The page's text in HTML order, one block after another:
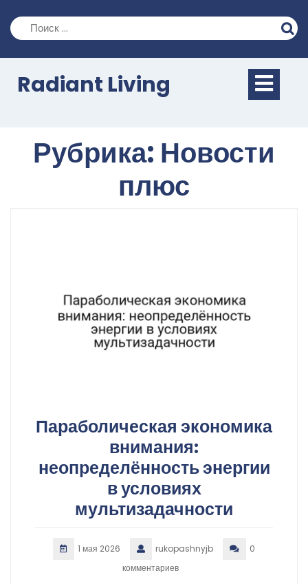
содержимому
Radiant Living
Рубрика: Новости
плюс
Параболическая экономика
внимания:
неопределённость энергии
в условиях
мультизадачности
1 мая 2026 rukopashnyjb
0
комментариев